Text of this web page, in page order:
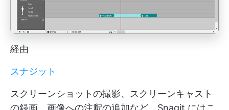
経由
スナジット
スクリーンショットの撮影、スクリーンキャスト
の録画、画像への注釈の追加など、Snagit にはこ